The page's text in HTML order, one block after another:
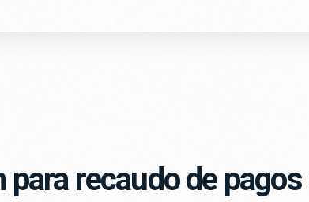
recaudo de